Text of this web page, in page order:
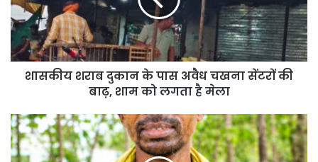
शासकीय शराब दुकान के पास अवैध चखना सेंटरों की
बाढ़, शाम को लगता है मेला